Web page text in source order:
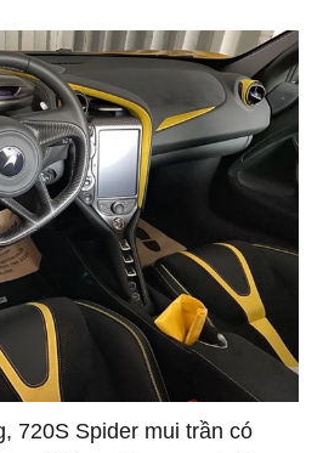
720S Spider mui trần có